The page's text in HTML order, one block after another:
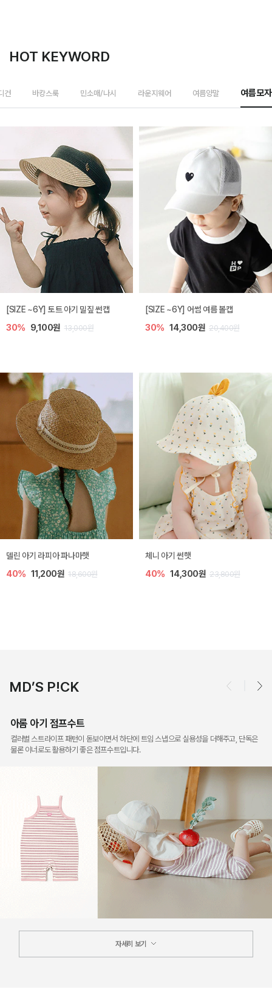
HOT KEYWORD
가디건 바캉스룩 민소매/나시 라운지웨어 여름양말 여
아레 니트 아기 가디건
20% 33,600원 42,000원
노리 니트 아기 가디건
10% 35,100원 39,000원
[SIZE ~6Y] 슈미 가디건
5% 17,100원 18,000원
[SIZE ~6Y] 마인 니트 가디건
20% 23,200원 29,000원
MD’S P!CK
아롬 아기 점프수트
컬러별 스트라이프 패턴이 돋보이면서 하단에 트임 스냅으로 실용성을 더해주고, 단독은
물론 이너로도 활용하기 좋은 점프수트입니다.
자세히 보기